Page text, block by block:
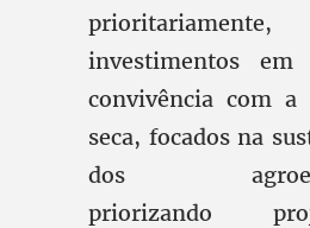
investimentos em
convivência com a
seca, focados na
dos
priorizando